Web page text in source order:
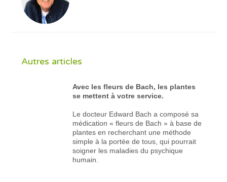
Autres articles
Avec les fleurs de Bach, les plantes
se mettent à votre service.
Le docteur Edward Bach a composé sa
médication « fleurs de Bach » à base de
plantes en recherchant une méthode
simple à la portée de tous, qui pourrait
soigner les maladies du psychique
humain.